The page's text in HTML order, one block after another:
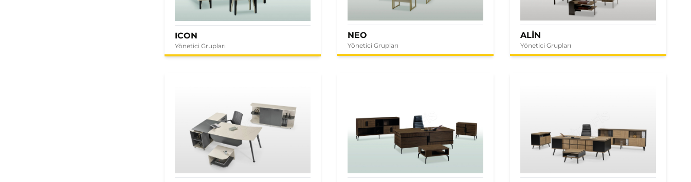
ICON
Yönetici Grupları
NEO
Yönetici Grupları
ALİN
Yönetici Grupları